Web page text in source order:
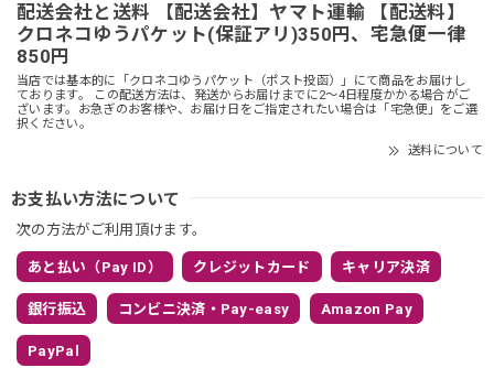
配送会社と送料 【配送会社】ヤマト運輸 【配送料】
クロネコゆうパケット(保証アリ)350円、宅急便一律
850円
当店では基本的に「クロネコゆうパケット（ポスト投函）」にて商品をお届けし
ております。 この配送方法は、発送からお届けまでに2～4日程度かかる場合がご
ざいます。お急ぎのお客様や、お届け日をご指定されたい場合は「宅急便」をご選
択ください。
送料について
お支払い方法について
次の方法がご利用頂けます。
あと払い（Pay ID） クレジットカード キャリア決済
銀行振込 コンビニ決済・Pay-easy Amazon Pay
PayPal